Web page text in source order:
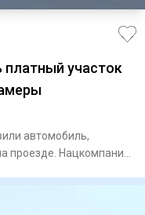
участок
автомобиль,
проезде. Нацкомпания